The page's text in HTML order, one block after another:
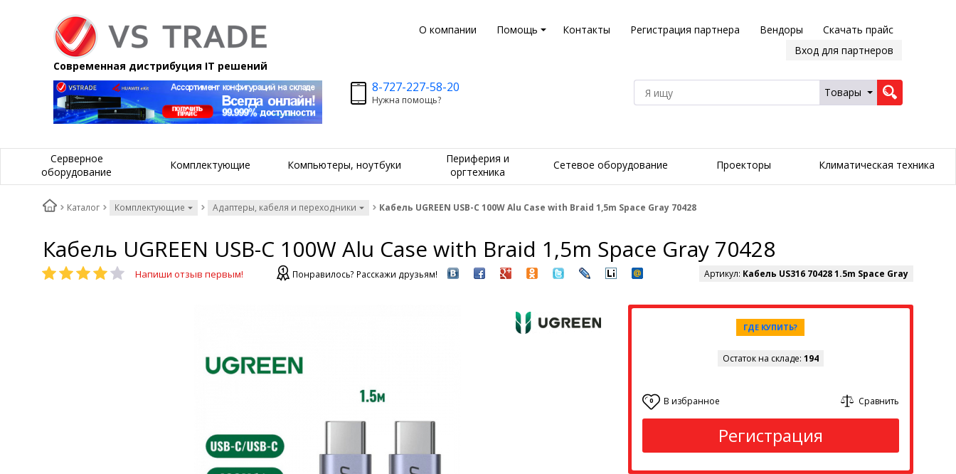
О компании Помощь Контакты Регистрация партнера Вендоры
Скачать прайс
Вход для партнеров
Современная дистрибуция IT решений
8-727-227-58-20
Нужна помощь?
Товары
Серверное
оборудование
Комплектующие Компьютеры, ноутбуки
Периферия и
оргтехника
Сетевое оборудование Проекторы Климатическая техника
Каталог Комплектующие Адаптеры, кабеля и переходники Кабель UGREEN USB-C 100W Alu Case with Braid 1,5m Space Gray 70428
Кабель UGREEN USB-C 100W Alu Case with Braid 1,5m Space Gray 70428
Напиши отзыв первым! Понравилось? Расскажи друзьям! Артикул: Кабель US316 70428 1.5m Space Gray
ГДЕ КУПИТЬ?
Остаток на складе: 194
0 В избранное Сравнить
Регистрация